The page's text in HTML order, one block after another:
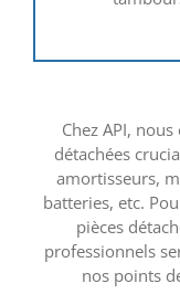
Chez API,
détachées
amortisseurs,
batteries, etc.
pièces
professionnels
nos points